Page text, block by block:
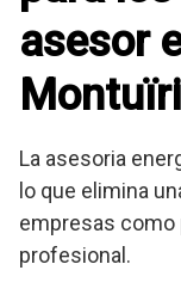
asesor
Montuïri
La asesoria
lo que elimina
empresas como
profesional.